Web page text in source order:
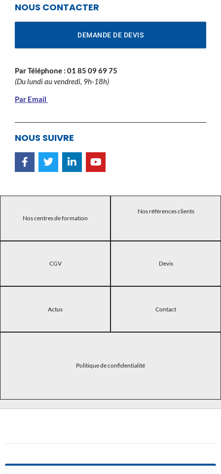
NOUS CONTACTER
DEMANDE DE DEVIS
Par Téléphone : 01 85 09 69 75
(Du lundi au vendredi, 9h-18h)
Par Email
NOUS SUIVRE
Nos centres de formation
Nos références clients
CGV Devis
Actus Contact
Politique de confidentialité